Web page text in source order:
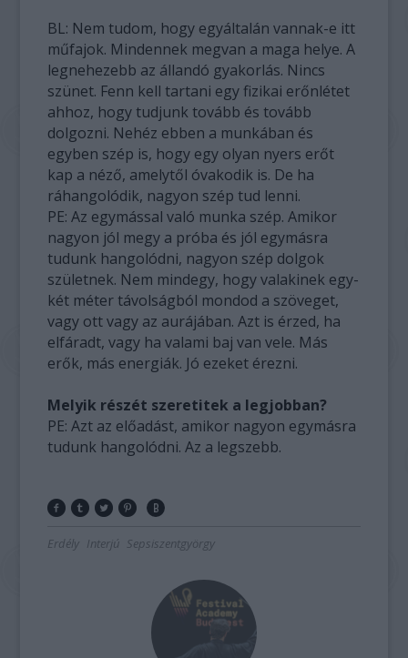
BL: Nem tudom, hogy egyáltalán vannak-e itt
műfajok. Mindennek megvan a maga helye. A
legnehezebb az állandó gyakorlás. Nincs
szünet. Fenn kell tartani egy fizikai erőnlétet
ahhoz, hogy tudjunk tovább és tovább
dolgozni. Nehéz ebben a munkában és
egyben szép is, hogy egy olyan nyers erőt
kap a néző, amelytől óvakodik is. De ha
ráhangolódik, nagyon szép tud lenni.
PE: Az egymással való munka szép. Amikor
nagyon jól megy a próba és jól egymásra
tudunk hangolódni, nagyon szép dolgok
születnek. Nem mindegy, hogy valakinek egy-
két méter távolságból mondod a szöveget,
vagy ott vagy az aurájában. Azt is érzed, ha
elfáradt, vagy ha valami baj van vele. Más
erők, más energiák. Jó ezeket érezni.
Melyik részét szeretitek a legjobban?
PE: Azt az előadást, amikor nagyon egymásra
tudunk hangolódni. Az a legszebb.
Erdély Interjú Sepsiszentgyörgy